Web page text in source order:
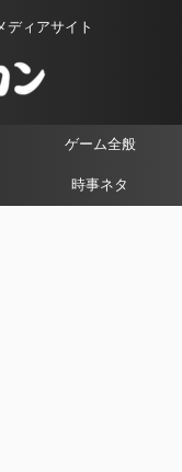
ディアサイト
ゲーム全般
時事ネタ